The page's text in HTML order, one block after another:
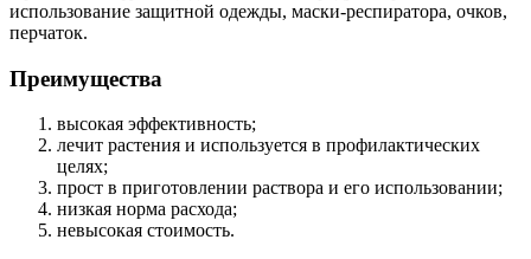
использование защитной одежды, маски-респиратора, очков,
перчаток.
Преимущества
высокая эффективность;
лечит растения и используется в профилактических
целях;
прост в приготовлении раствора и его использовании;
низкая норма расхода;
невысокая стоимость.